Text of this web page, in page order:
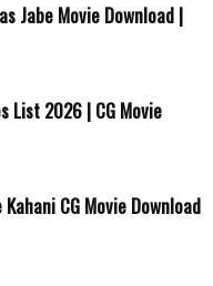
Jabe Movie Download |
List 2026 | CG Movie
CG Movie Download